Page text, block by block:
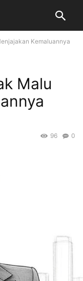
Kemaluannya
Malu
0
96